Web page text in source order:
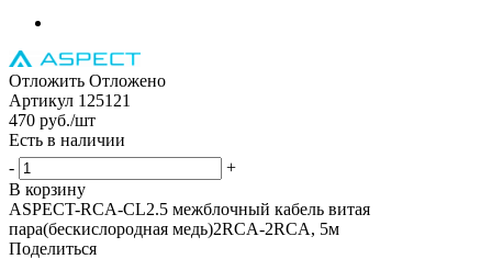
Отложить Отложено
Артикул 125121
470 руб./шт
Есть в наличии
-
+
В корзину
ASPECT-RCA-CL2.5 межблочный кабель витая
пара(бескислородная медь)2RCA-2RCA, 5м
Поделиться